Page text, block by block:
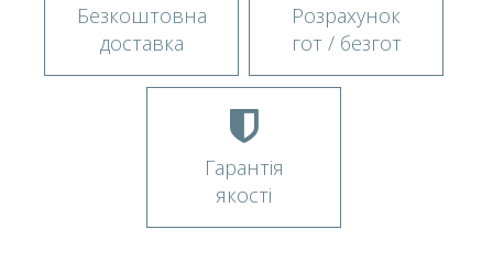
Безкоштовна
доставка
Розрахунок
гот / безгот
Гарантія
якості